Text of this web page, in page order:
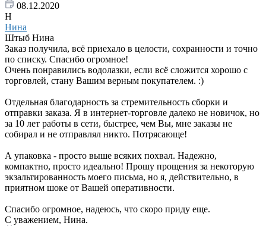
08.12.2020
Н
Нина
Штыб Нина
Заказ получила, всё приехало в целости, сохранности и точно
по списку. Спасибо огромное!
Очень понравились водолазки, если всё сложится хорошо с
торговлей, стану Вашим верным покупателем. :)
Отдельная благодарность за стремительность сборки и
отправки заказа. Я в интернет-торговле далеко не новичок, но
за 10 лет работы в сети, быстрее, чем Вы, мне заказы не
собирал и не отправлял никто. Потрясающе!
А упаковка - просто выше всяких похвал. Надежно,
компактно, просто идеально! Прошу прощения за некоторую
экзальтированность моего письма, но я, действительно, в
приятном шоке от Вашей оперативности.
Спасибо огромное, надеюсь, что скоро приду еще.
С уважением, Нина.